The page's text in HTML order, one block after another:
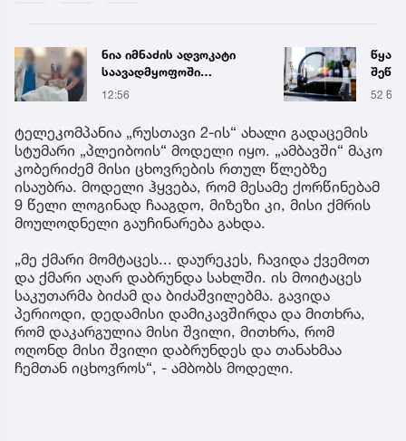
ნია იმნაძის ადვოკატი
საავადმყოფოში
გადაღებულ კადრებს
ავრცელებს
12:56
წყალი 16 საათით
შეწყდება -
მისამართები
52 წუთის წინ
ტელეკომპანია „რუსთავი 2-ის“ ახალი გადაცემის
სტუმარი „პლეიბოის“ მოდელი იყო. „ამბავში“ მაკო
კობერიძემ მისი ცხოვრების რთულ წლებზე
ისაუბრა. მოდელი ჰყვება, რომ მესამე ქორწინებამ
9 წელი ლოგინად ჩააგდო, მიზეზი კი, მისი ქმრის
მოულოდნელი გაუჩინარება გახდა.
„მე ქმარი მომტაცეს... დაურეკეს, ჩავიდა ქვემოთ
და ქმარი აღარ დაბრუნდა სახლში. ის მოიტაცეს
საკუთარმა ბიძამ და ბიძაშვილებმა. გავიდა
პერიოდი, დედამისი დამიკავშირდა და მითხრა,
რომ დაკარგულია მისი შვილი, მითხრა, რომ
ოღონდ მისი შვილი დაბრუნდეს და თანახმაა
ჩემთან იცხოვროს“, - ამბობს მოდელი.